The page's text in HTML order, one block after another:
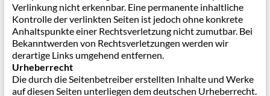
Verlinkung nicht erkennbar. Eine permanente inhaltliche
Kontrolle der verlinkten Seiten ist jedoch ohne konkrete
Anhaltspunkte einer Rechtsverletzung nicht zumutbar. Bei
Bekanntwerden von Rechtsverletzungen werden wir
derartige Links umgehend entfernen.
Urheberrecht
Die durch die Seitenbetreiber erstellten Inhalte und Werke
auf diesen Seiten unterliegen dem deutschen Urheberrecht.